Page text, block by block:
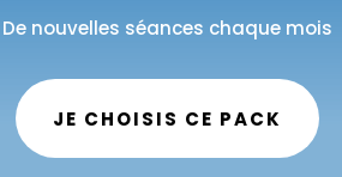
De nouvelles séances chaque mois
JE CHOISIS CE PACK